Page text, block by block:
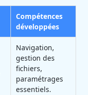
Compétences
développées
Navigation,
gestion des
fichiers,
paramétrages
essentiels.